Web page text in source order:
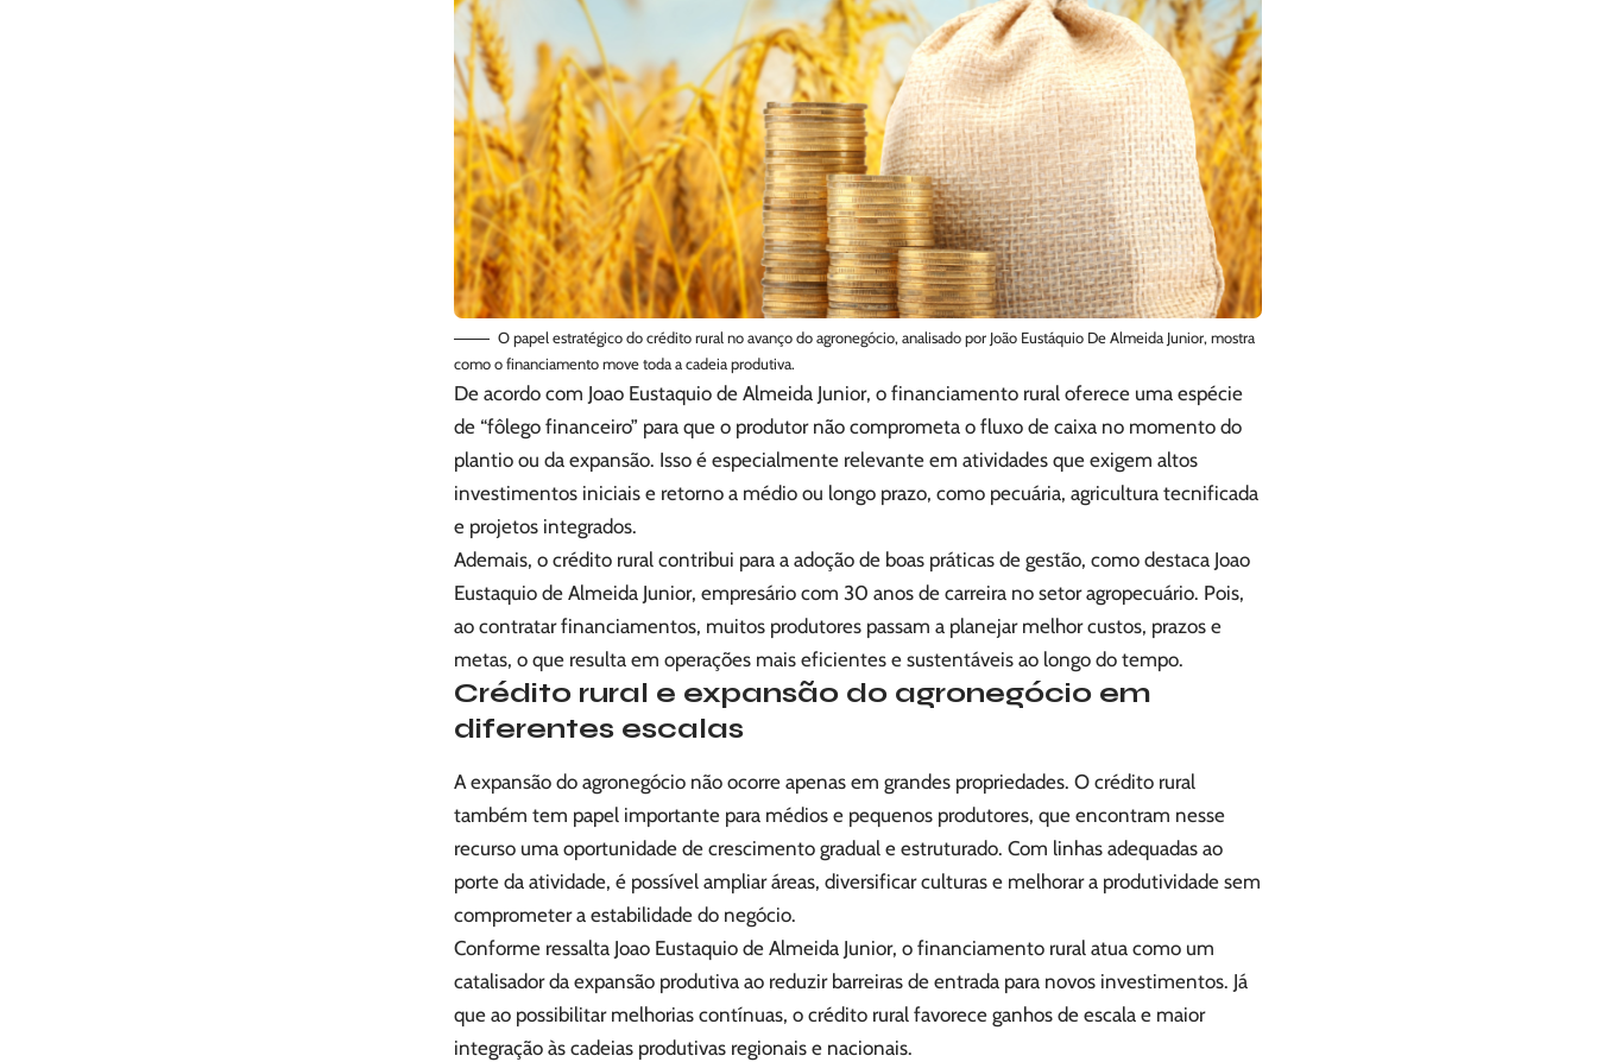
O papel estratégico do crédito rural no avanço do agronegócio, analisado por João Eustáquio De Almeida Junior, mostra
como o financiamento move toda a cadeia produtiva.
De acordo com Joao Eustaquio de Almeida Junior, o financiamento rural oferece uma espécie
de “fôlego financeiro” para que o produtor não comprometa o fluxo de caixa no momento do
plantio ou da expansão. Isso é especialmente relevante em atividades que exigem altos
investimentos iniciais e retorno a médio ou longo prazo, como pecuária, agricultura tecnificada
e projetos integrados.
Ademais, o crédito rural contribui para a adoção de boas práticas de gestão, como destaca Joao
Eustaquio de Almeida Junior, empresário com 30 anos de carreira no setor agropecuário. Pois,
ao contratar financiamentos, muitos produtores passam a planejar melhor custos, prazos e
metas, o que resulta em operações mais eficientes e sustentáveis ao longo do tempo.
Crédito rural e expansão do agronegócio em
diferentes escalas
A expansão do agronegócio não ocorre apenas em grandes propriedades. O crédito rural
também tem papel importante para médios e pequenos produtores, que encontram nesse
recurso uma oportunidade de crescimento gradual e estruturado. Com linhas adequadas ao
porte da atividade, é possível ampliar áreas, diversificar culturas e melhorar a produtividade sem
comprometer a estabilidade do negócio.
Conforme ressalta Joao Eustaquio de Almeida Junior, o financiamento rural atua como um
catalisador da expansão produtiva ao reduzir barreiras de entrada para novos investimentos. Já
que ao possibilitar melhorias contínuas, o crédito rural favorece ganhos de escala e maior
integração às cadeias produtivas regionais e nacionais.